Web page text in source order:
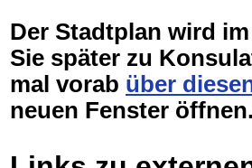
Der Stadtplan wird
Sie später zu
mal vorab über
neuen Fenster öffnen.